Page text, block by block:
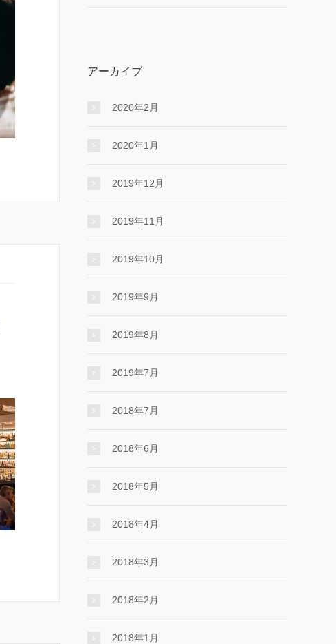
アーカイブ
2020年2月
2020年1月
2019年12月
2019年11月
2019年10月
2019年9月
2019年8月
2019年7月
2018年7月
2018年6月
2018年5月
2018年4月
2018年3月
2018年2月
2018年1月